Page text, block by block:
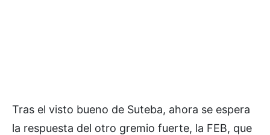
Tras el visto bueno de Suteba, ahora se espera
la respuesta del otro gremio fuerte, la FEB, que